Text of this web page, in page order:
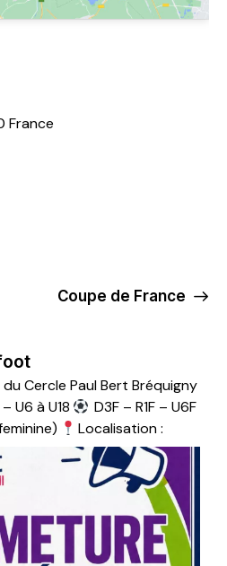
France
Coupe de France
Cercle Paul Bert Bréquigny
U6 à U18
D3F – R1F – U6F
Localisation :